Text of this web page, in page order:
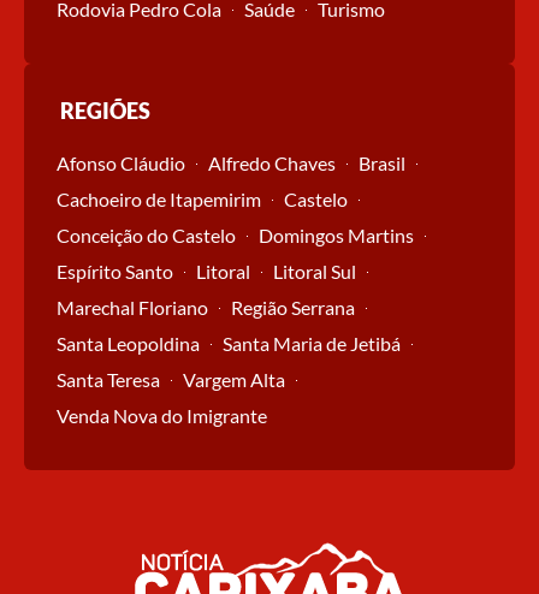
Rodovia Pedro Cola
Saúde Turismo
REGIÕES
Afonso Cláudio Alfredo Chaves
Brasil
Cachoeiro de Itapemirim
Castelo
Conceição do Castelo
Domingos Martins
Espírito Santo
Litoral
Litoral Sul
Marechal Floriano
Região Serrana
Santa Leopoldina
Santa Maria de Jetibá
Santa Teresa
Vargem Alta
Venda Nova do Imigrante